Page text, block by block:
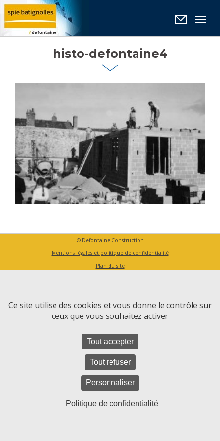
histo-defontaine4
© Defontaine Construction
Mentions légales et politique de confidentialité
Plan du site
Panneau de gestion des cookies
Ce site utilise des cookies et vous donne le contrôle sur
ceux que vous souhaitez activer
Tout accepter
Tout refuser
Personnaliser
Politique de confidentialité